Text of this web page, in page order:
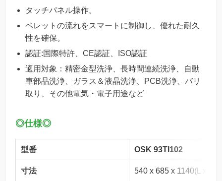
タッチパネル操作。
ペレットの流れをスマートに制御し、優れた耐久
性を確保。
認証:国際特許、CE認証、ISO認証
適用対象：精密金型洗浄、長時間連続洗浄、自動
車部品洗浄、ガラス＆液晶洗浄、PCB洗浄、バリ
取り、その他電気・電子用途など
◎仕様◎
型番 OSK 93TI102
寸法 540 x 685 x 1140(L x W